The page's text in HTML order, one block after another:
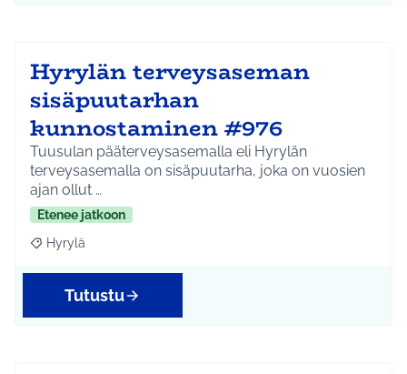
Hyrylän terveysaseman
sisäpuutarhan
kunnostaminen #976
Tuusulan pääterveysasemalla eli Hyrylän
terveysasemalla on sisäpuutarha, joka on vuosien
ajan ollut …
Etenee jatkoon
Rajaa tulokset aihepiirin mukaan: Hyrylä
Hyrylä
Tutustu